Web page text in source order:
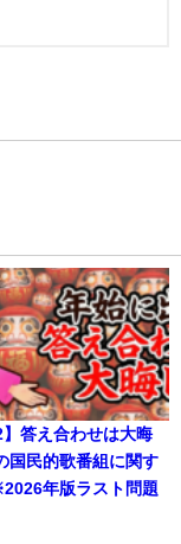
】答え合わせは大晦
国民的歌番組に関す
年版ラスト問題